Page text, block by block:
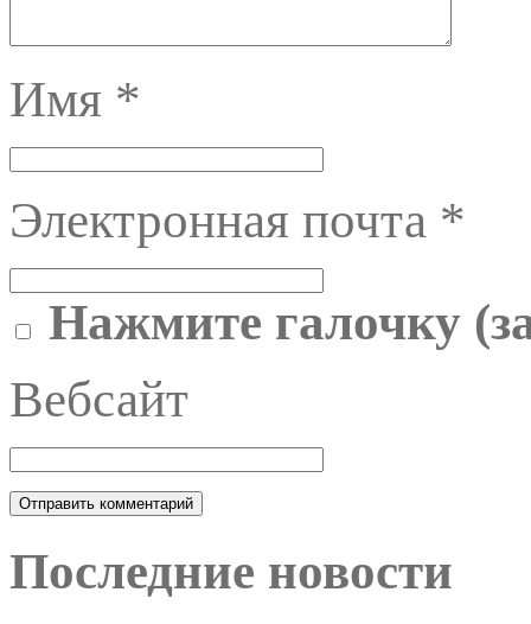
Имя *
Электронная почта *
Нажмите галочку
Вебсайт
Последние новости